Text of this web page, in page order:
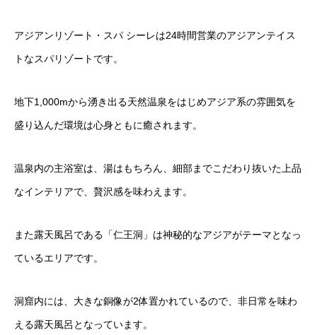
アジアンリゾート・スパ シーレは24時間営業のアジアンテイス
トなスパリゾートです。
地下1,000mから湧き出る天然温泉をはじめアジア系の雰囲気を
盛り込んだ環境は心身ともに癒されます。
温泉内の主浴室は、湯はもちろん、細部までこだわり抜いた上品
なインテリアで、贅沢感を味わえます。
また露天風呂である「仁王洞」は神秘的なアジアがテーマとなっ
ているエリアです。
洞窟内には、大きな銅像が2体置かれているので、非日常を味わ
える露天風呂となっています。